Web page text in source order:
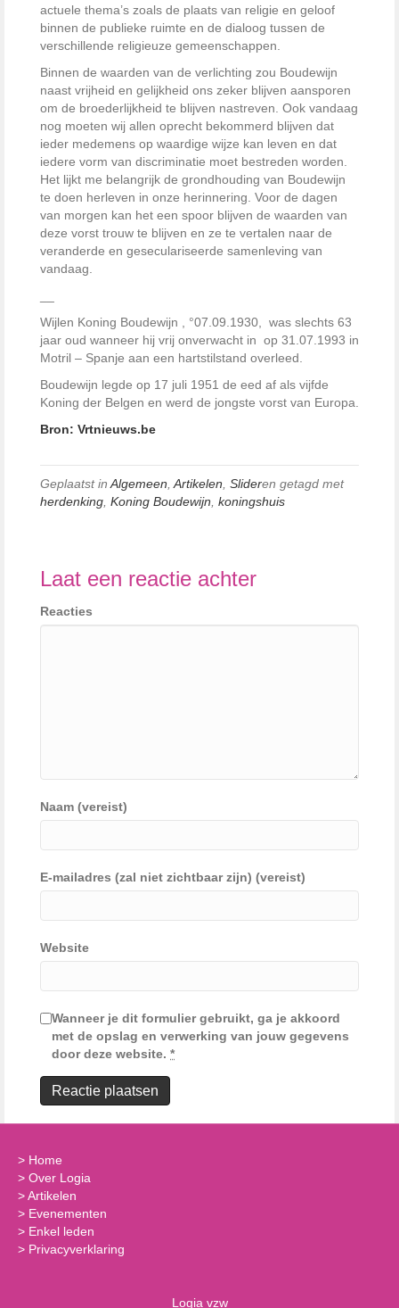
actuele thema’s zoals de plaats van religie en geloof
binnen de publieke ruimte en de dialoog tussen de
verschillende religieuze gemeenschappen.
Binnen de waarden van de verlichting zou Boudewijn
naast vrijheid en gelijkheid ons zeker blijven aansporen
om de broederlijkheid te blijven nastreven. Ook vandaag
nog moeten wij allen oprecht bekommerd blijven dat
ieder medemens op waardige wijze kan leven en dat
iedere vorm van discriminatie moet bestreden worden.
Het lijkt me belangrijk de grondhouding van Boudewijn
te doen herleven in onze herinnering. Voor de dagen
van morgen kan het een spoor blijven de waarden van
deze vorst trouw te blijven en ze te vertalen naar de
veranderde en geseculariseerde samenleving van
vandaag.
Wijlen Koning Boudewijn , °07.09.1930, was slechts 63
jaar oud wanneer hij vrij onverwacht in op 31.07.1993 in
Motril – Spanje aan een hartstilstand overleed.
Boudewijn legde op 17 juli 1951 de eed af als vijfde
Koning der Belgen en werd de jongste vorst van Europa.
Bron: Vrtnieuws.be
Geplaatst in Algemeen Artikelen Slideren getagd met
herdenking Koning Boudewijn koningshuis
Laat een reactie achter
Reacties
Naam (vereist)
E-mailadres (zal niet zichtbaar zijn) (vereist)
Website
Wanneer je dit formulier gebruikt, ga je akkoord
met de opslag en verwerking van jouw gegevens
door deze website. *
> Home
> Over Logia
>Artikelen
> Evenementen
> Enkel leden
> Privacyverklaring
Logia vzw